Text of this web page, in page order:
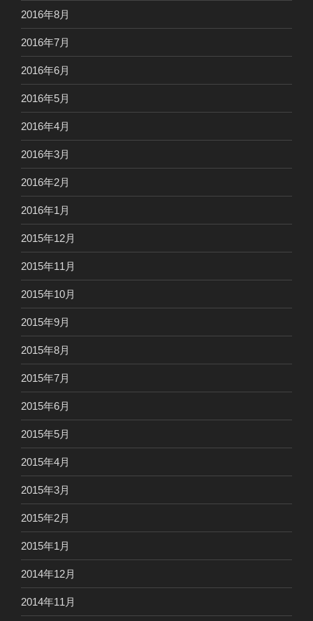
2016年8月
2016年7月
2016年6月
2016年5月
2016年4月
2016年3月
2016年2月
2016年1月
2015年12月
2015年11月
2015年10月
2015年9月
2015年8月
2015年7月
2015年6月
2015年5月
2015年4月
2015年3月
2015年2月
2015年1月
2014年12月
2014年11月